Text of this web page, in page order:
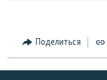
Поделиться